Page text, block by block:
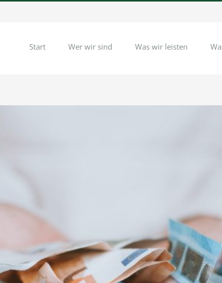
Start Wer wir sind Was wir leisten